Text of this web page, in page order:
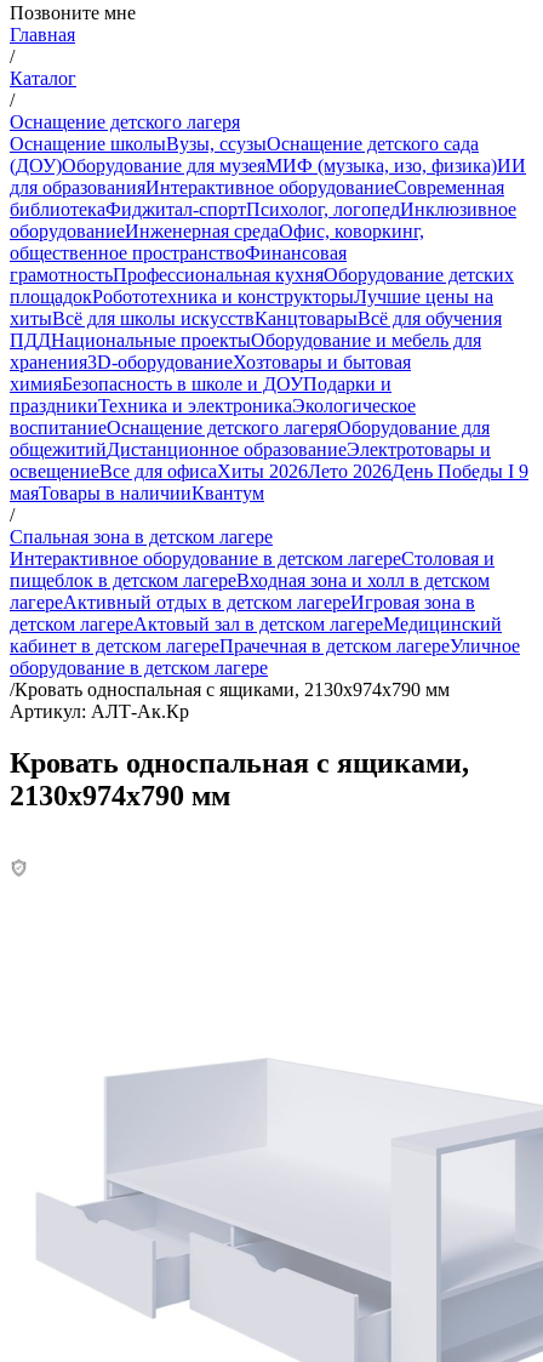
Позвоните мне
Главная
/
Каталог
/
Оснащение детского лагеря
Оснащение школыВузы, ссузыОснащение детского сада
(ДОУ)Оборудование для музеяМИФ (музыка, изо, физика)ИИ
для образованияИнтерактивное оборудованиеСовременная
библиотекаФиджитал-спортПсихолог, логопедИнклюзивное
оборудованиеИнженерная средаОфис, коворкинг,
общественное пространствоФинансовая
грамотностьПрофессиональная кухняОборудование детских
площадокРобототехника и конструкторыЛучшие цены на
хитыВсё для школы искусствКанцтоварыВсё для обучения
ПДДНациональные проектыОборудование и мебель для
хранения3D-оборудованиеХозтовары и бытовая
химияБезопасность в школе и ДОУПодарки и
праздникиТехника и электроникаЭкологическое
воспитаниеОснащение детского лагеряОборудование для
общежитийДистанционное образованиеЭлектротовары и
освещениеВсе для офисаХиты 2026Лето 2026День Победы I 9
маяТовары в наличииКвантум
/
Спальная зона в детском лагере
Интерактивное оборудование в детском лагереСтоловая и
пищеблок в детском лагереВходная зона и холл в детском
лагереАктивный отдых в детском лагереИгровая зона в
детском лагереАктовый зал в детском лагереМедицинский
кабинет в детском лагереПрачечная в детском лагереУличное
оборудование в детском лагере
/Кровать односпальная с ящиками, 2130х974х790 мм
Артикул: АЛТ-Ак.Кр
Кровать односпальная с ящиками,
2130х974х790 мм